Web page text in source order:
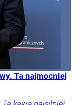
Ta najmocniej